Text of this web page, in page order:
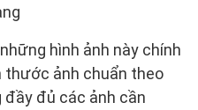
hình ảnh này chính
thước ảnh chuẩn theo
đầy đủ các ảnh cần